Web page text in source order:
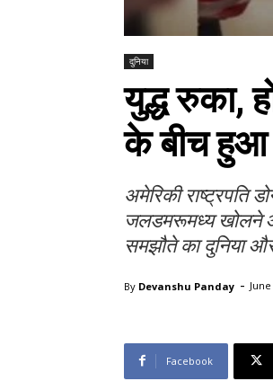
दुनिया
युद्ध रुका,
के बीच हुआ
अमेरिकी राष्ट्रपति
जलडमरूमध्य खोलने
समझौते का दुनिया
By Devanshu Panday -
Facebook